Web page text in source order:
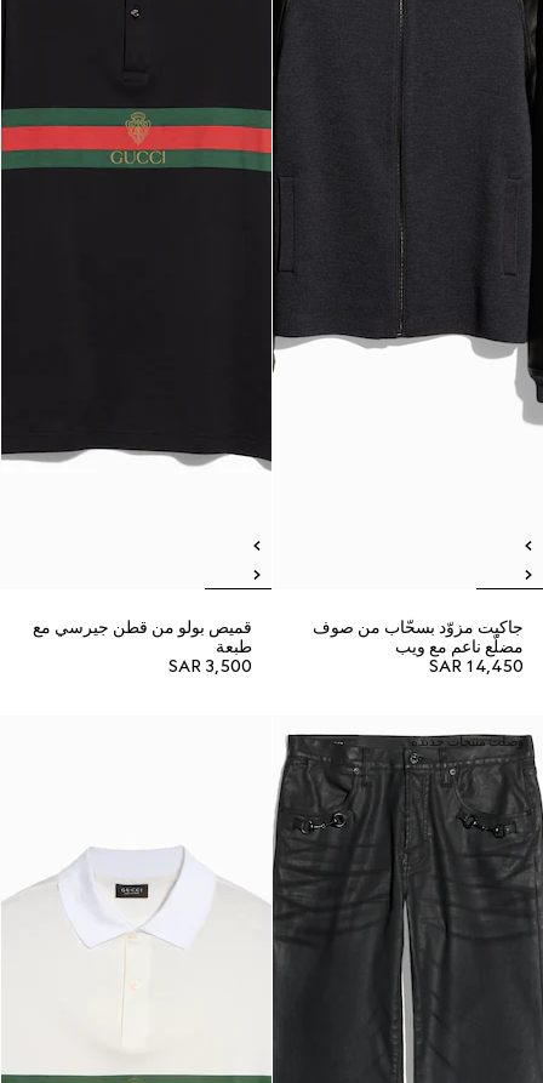
جاكيت مزوّد بسحّاب من صوف
مضلّع ناعم مع ويب
SAR 14,450
قميص بولو من قطن جيرسي مع
طبعة
SAR 3,500
وصلت منتجات جديدة